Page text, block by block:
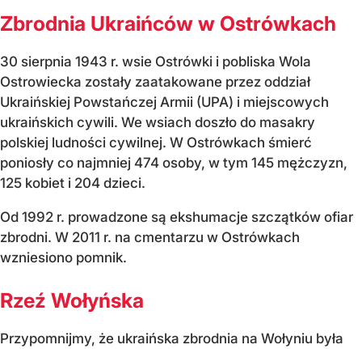
Zbrodnia Ukraińców w Ostrówkach
30 sierpnia 1943 r. wsie Ostrówki i pobliska Wola
Ostrowiecka zostały zaatakowane przez oddział
Ukraińskiej Powstańczej Armii (UPA) i miejscowych
ukraińskich cywili. We wsiach doszło do masakry
polskiej ludności cywilnej. W Ostrówkach śmierć
poniosły co najmniej 474 osoby, w tym 145 mężczyzn,
125 kobiet i 204 dzieci.
Od 1992 r. prowadzone są ekshumacje szczątków ofiar
zbrodni. W 2011 r. na cmentarzu w Ostrówkach
wzniesiono pomnik.
Rzeź Wołyńska
Przypomnijmy, że ukraińska zbrodnia na Wołyniu była